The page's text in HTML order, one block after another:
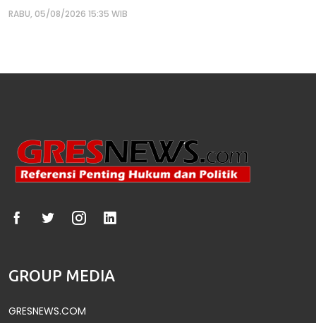
RABU, 05/08/2026 15:35 WIB
GROUP MEDIA
GRESNEWS.COM